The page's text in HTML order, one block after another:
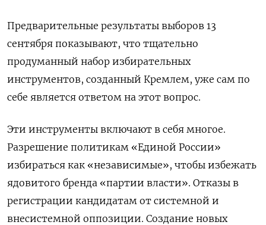
Предварительные результаты выборов 13
сентября показывают, что тщательно
продуманный набор избирательных
инструментов, созданный Кремлем, уже сам по
себе является ответом на этот вопрос.
Эти инструменты включают в себя многое.
Разрешение политикам «Единой России»
избираться как «независимые», чтобы избежать
ядовитого бренда «партии власти». Отказы в
регистрации кандидатам от системной и
внесистемной оппозиции. Создание новых